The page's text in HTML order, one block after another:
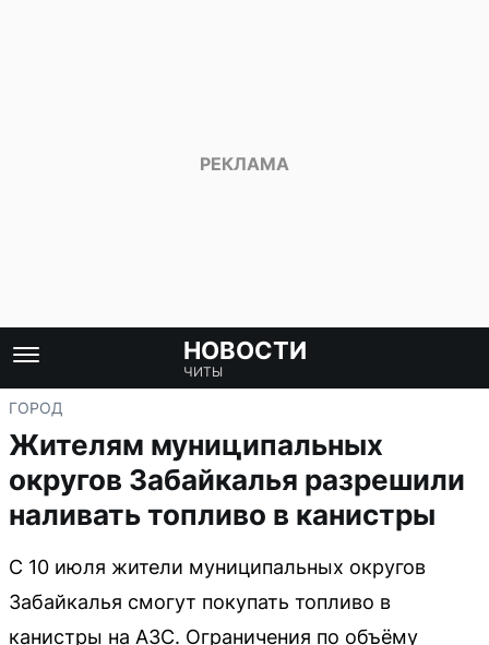
НОВОСТИ
ЧИТЫ
ГОРОД
Жителям муниципальных
округов Забайкалья разрешили
наливать топливо в канистры
С 10 июля жители муниципальных округов
Забайкалья смогут покупать топливо в
канистры на АЗС. Ограничения по объёму